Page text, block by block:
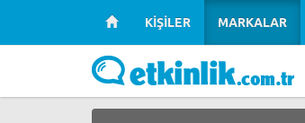
KİŞİLER MARKALAR